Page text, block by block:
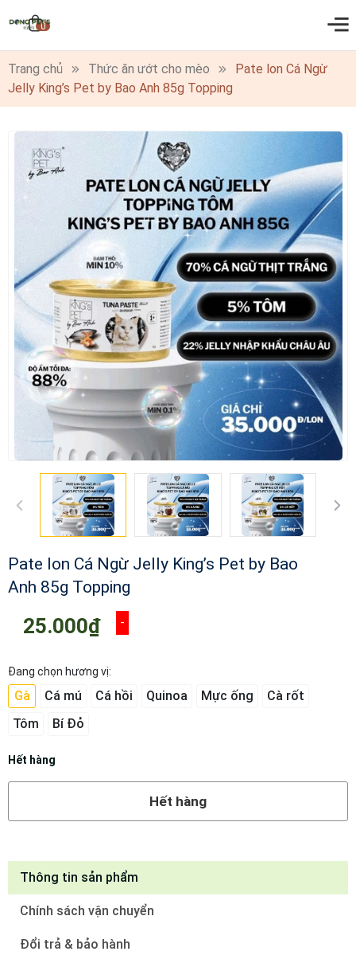
0
Trang chủ Thức ăn ướt cho mèo
Pate lon Cá Ngừ
Jelly King’s Pet by Bao Anh 85g Topping
Pate lon Cá Ngừ Jelly King’s Pet by Bao
Anh 85g Topping
25.000₫ -
Đang chọn hương vị:
Gà Cá mú Cá hồi Quinoa Mực ống
Cà rốt
Tôm
Bí Đỏ
Hết hàng
Hết hàng
Thông tin sản phẩm
Chính sách vận chuyển
Đổi trả & bảo hành